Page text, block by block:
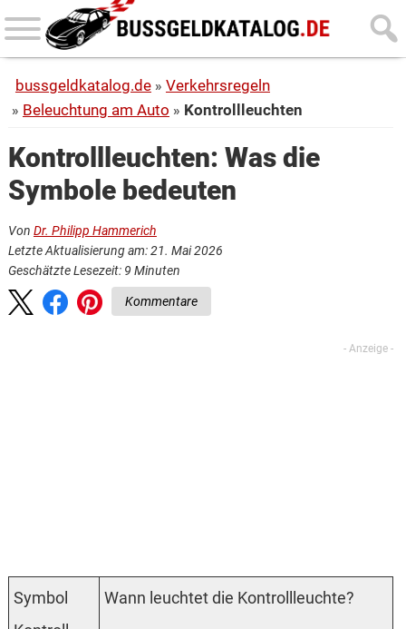
Skip
to
content
Skip
to
sidebar
bussgeldkatalog.de
Verkehrsregeln
Beleuchtung am Auto
Kontrollleuchten
Kontrollleuchten: Was die
Symbole bedeuten
Von Dr. Philipp Hammerich
Letzte Aktualisierung am: 21. Mai 2026
Geschätzte Lesezeit: 9 Minuten
Kommentare
Symbol
Wann leuchtet die Kontrollleuchte?